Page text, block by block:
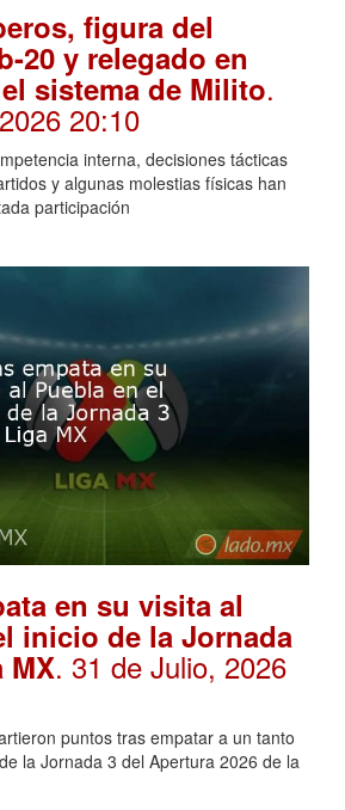
figura del
20 y relegado en
sistema de Milito.
20:10
interna, decisiones tácticas
y algunas molestias físicas han
participación
en su visita al
inicio de la Jornada
MX. 31 de Julio, 2026
puntos tras empatar a un tanto
la Jornada 3 del Apertura 2026 de la